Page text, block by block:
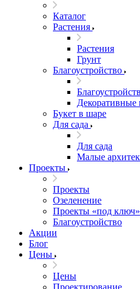
Каталог
Растения
Растения
Грунт
Благоустройство
Декоративные
Букет в шаре
Для сада
Для сада
Малые
Проекты
Проекты
Озеленение
Проекты «под ключ»
Благоустройство
Акции
Блог
Цены
Цены
Проектирование